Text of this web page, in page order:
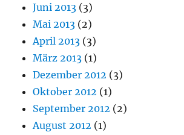
Juni 2013 (3)
Mai 2013 (2)
April 2013 (3)
März 2013 (1)
Dezember 2012 (3)
Oktober 2012 (1)
September 2012 (2)
August 2012 (1)